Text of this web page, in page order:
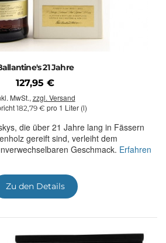
21 Jahre
127,95 €
MwSt., zzgl. Versand
182,79 € pro 1 Liter (l)
die über 21 Jahre lang in Fässern
gereift sind, verleiht dem
Geschmack. Erfahren
Zu den Details